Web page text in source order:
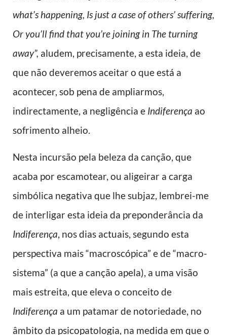
what’s happening, Is just a case of others’ suffering,
Or you’ll find that you’re joining in The turning
away”, aludem, precisamente, a esta ideia, de
que não deveremos aceitar o que está a
acontecer, sob pena de ampliarmos,
indirectamente, a negligência e Indiferença ao
sofrimento alheio.
Nesta incursão pela beleza da canção, que
acaba por escamotear, ou aligeirar a carga
simbólica negativa que lhe subjaz, lembrei-me
de interligar esta ideia da preponderância da
Indiferença, nos dias actuais, segundo esta
perspectiva mais “macroscópica” e de “macro-
sistema” (a que a canção apela), a uma visão
mais estreita, que eleva o conceito de
Indiferença a um patamar de notoriedade, no
âmbito da psicopatologia, na medida em que o